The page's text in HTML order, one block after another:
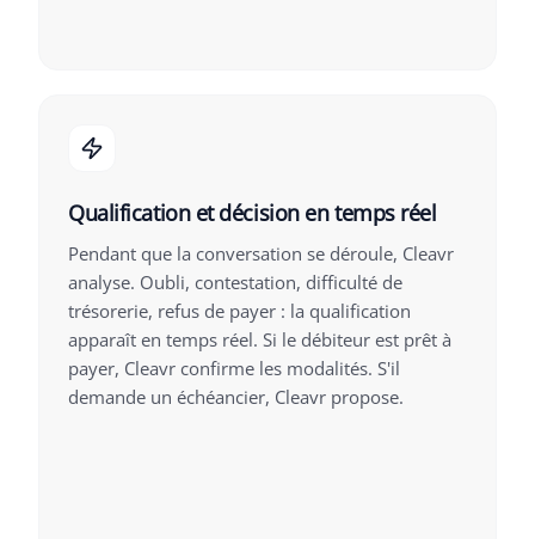
Qualification et décision en temps réel
Pendant que la conversation se déroule, Cleavr
analyse. Oubli, contestation, difficulté de
trésorerie, refus de payer : la qualification
apparaît en temps réel. Si le débiteur est prêt à
payer, Cleavr confirme les modalités. S'il
demande un échéancier, Cleavr propose.